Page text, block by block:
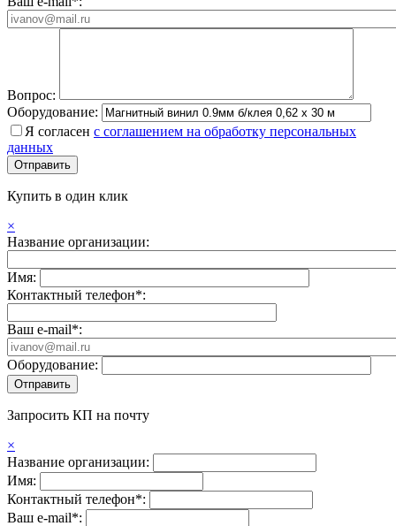
Вопрос:
Оборудование:
Я согласен с соглашением на обработку персональных
данных
Купить в один клик
×
Название организации:
Имя:
Контактный телефон*:
Ваш e-mail*:
Оборудование:
Запросить КП на почту
×
Название организации:
Имя:
Контактный телефон*:
Ваш e-mail*: